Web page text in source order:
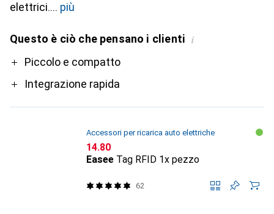
elettrici.
più
Questo è ciò che pensano i clienti i
ProPiccolo e compatto
Integrazione rapida
Accessori per ricarica auto elettriche
CHF
14.80
Easee Tag RFID 1x pezzo
62